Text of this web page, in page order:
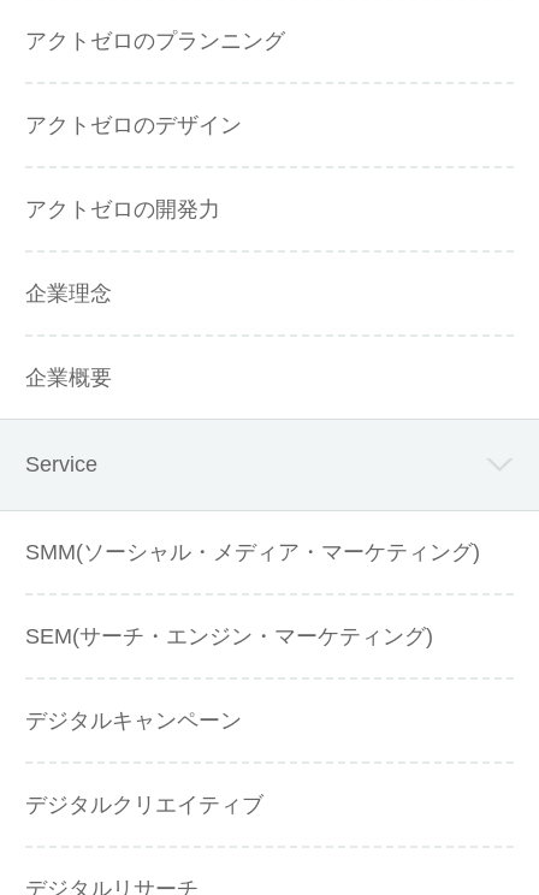
アクトゼロのプランニング
アクトゼロのデザイン
アクトゼロの開発力
企業理念
企業概要
Service
SMM(ソーシャル・メディア・マーケティング)
SEM(サーチ・エンジン・マーケティング)
デジタルキャンペーン
デジタルクリエイティブ
デジタルリサーチ